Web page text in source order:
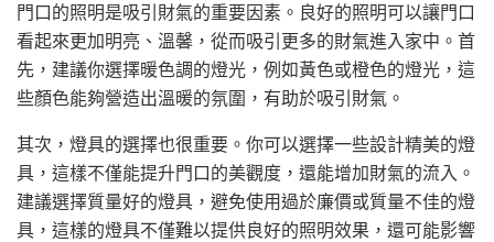
門口的照明是吸引財氣的重要因素。良好的照明可以讓門口
看起來更加明亮、溫馨，從而吸引更多的財氣進入家中。首
先，建議你選擇暖色調的燈光，例如黃色或橙色的燈光，這
些顏色能夠營造出溫暖的氛圍，有助於吸引財氣。
其次，燈具的選擇也很重要。你可以選擇一些設計精美的燈
具，這樣不僅能提升門口的美觀度，還能增加財氣的流入。
建議選擇質量好的燈具，避免使用過於廉價或質量不佳的燈
具，這樣的燈具不僅難以提供良好的照明效果，還可能影響